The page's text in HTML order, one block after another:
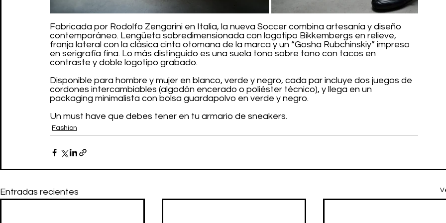
Fabricada por Rodolfo Zengarini en Italia, la nueva Soccer combina artesanía y diseño
contemporáneo. Lengüeta sobredimensionada con logotipo Bikkembergs en relieve,
franja lateral con la clásica cinta otomana de la marca y un “Gosha Rubchinskiy” impreso
en serigrafía fina. Lo más distinguido es una suela tono sobre tono con tacos en
contraste y doble logotipo grabado.
Disponible para hombre y mujer en blanco, verde y negro, cada par incluye dos juegos de
cordones intercambiables (algodón encerado o poliéster técnico), y llega en un
packaging minimalista con bolsa guardapolvo en verde y negro.
Un must have que debes tener en tu armario de sneakers.
Fashion
Entradas recientes